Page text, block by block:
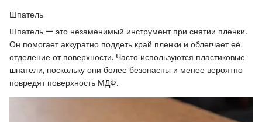
Шпатель
Шпатель — это незаменимый инструмент при снятии пленки.
Он помогает аккуратно поддеть край пленки и облегчает её
отделение от поверхности. Часто используются пластиковые
шпатели, поскольку они более безопасны и менее вероятно
повредят поверхность МДФ.